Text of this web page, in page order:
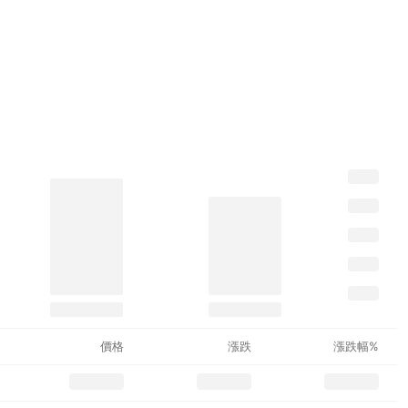
價格 漲跌 漲跌幅%